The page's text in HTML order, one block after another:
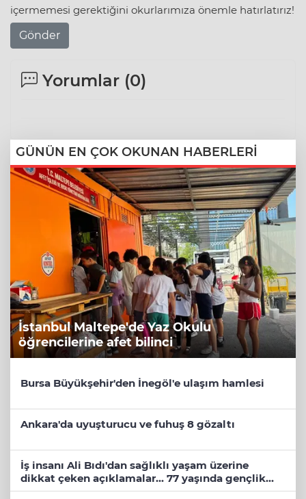
içermemesi gerektiğini okurlarımıza önemle hatırlatırız!
Gönder
Yorumlar (0)
GÜNÜN EN ÇOK OKUNAN HABERLERİ
İstanbul Maltepe'de Yaz Okulu
öğrencilerine afet bilinci
Bursa Büyükşehir'den İnegöl'e ulaşım hamlesi
Ankara'da uyuşturucu ve fuhuş 8 gözaltı
İş insanı Ali Bıdı'dan sağlıklı yaşam üzerine
dikkat çeken açıklamalar... 77 yaşında gençlik
mucizesi